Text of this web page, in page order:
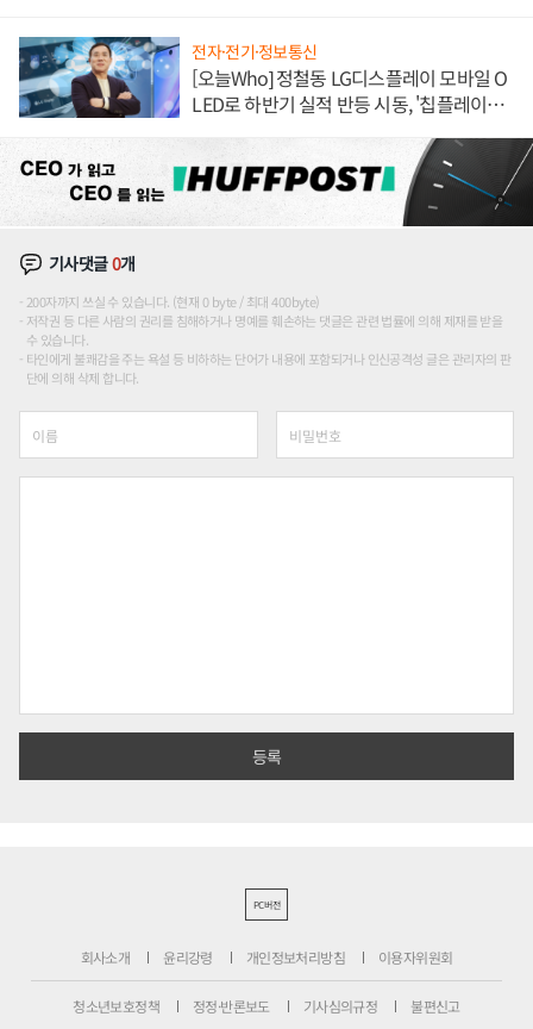
전자·전기·정보통신
[오늘Who] 정철동 LG디스플레이 모바일 O
LED로 하반기 실적 반등 시동, '칩플레이
기사댓글0개
200자까지 쓰실 수 있습니다. (현재 0 byte / 최대 400byte)
저작권 등 다른 사람의 권리를 침해하거나 명예를 훼손하는 댓글은 관련 법률에 의해 제재를 받을
수 있습니다.
타인에게 불쾌감을 주는 욕설 등 비하하는 단어가 내용에 포함되거나 인신공격성 글은 관리자의 판
단에 의해 삭제 합니다.
PC버전
회사소개 윤리강령 개인정보처리방침 이용자위원회
청소년보호정책 정정·반론보도 기사심의규정 불편신고